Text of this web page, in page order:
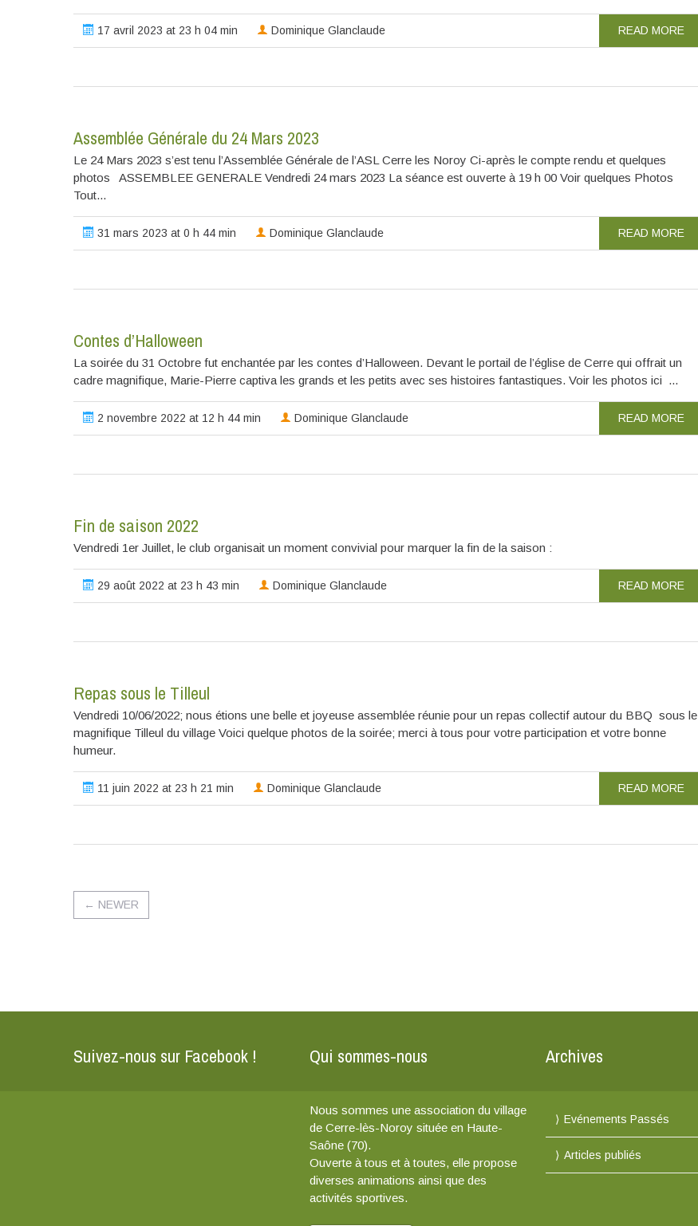
17 avril 2023 at 23 h 04 min Dominique Glanclaude READ MORE
Assemblée Générale du 24 Mars 2023
Le 24 Mars 2023 s’est tenu l’Assemblée Générale de l’ASL Cerre les Noroy Ci-après le compte rendu et quelques
photos ASSEMBLEE GENERALE Vendredi 24 mars 2023 La séance est ouverte à 19 h 00 Voir quelques Photos
Tout...
31 mars 2023 at 0 h 44 min Dominique Glanclaude READ MORE
Contes d’Halloween
La soirée du 31 Octobre fut enchantée par les contes d’Halloween. Devant le portail de l’église de Cerre qui offrait un
cadre magnifique, Marie-Pierre captiva les grands et les petits avec ses histoires fantastiques. Voir les photos ici ...
2 novembre 2022 at 12 h 44 min Dominique Glanclaude READ MORE
Fin de saison 2022
Vendredi 1er Juillet, le club organisait un moment convivial pour marquer la fin de la saison :
29 août 2022 at 23 h 43 min Dominique Glanclaude READ MORE
Repas sous le Tilleul
Vendredi 10/06/2022; nous étions une belle et joyeuse assemblée réunie pour un repas collectif autour du BBQ sous le
magnifique Tilleul du village Voici quelque photos de la soirée; merci à tous pour votre participation et votre bonne
humeur.
11 juin 2022 at 23 h 21 min Dominique Glanclaude READ MORE
← NEWER
Suivez-nous sur Facebook ! Qui sommes-nous
Nous sommes une association du village
de Cerre-lès-Noroy située en Haute-
Saône (70).
Ouverte à tous et à toutes, elle propose
diverses animations ainsi que des
activités sportives.
Archives
Evénements Passés
Articles publiés